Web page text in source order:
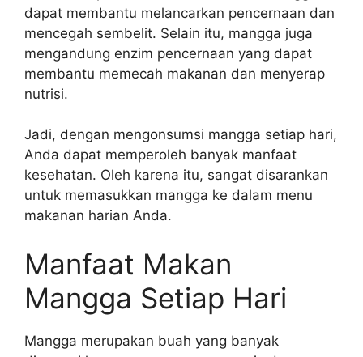
dapat membantu melancarkan pencernaan dan
mencegah sembelit. Selain itu, mangga juga
mengandung enzim pencernaan yang dapat
membantu memecah makanan dan menyerap
nutrisi.
Jadi, dengan mengonsumsi mangga setiap hari,
Anda dapat memperoleh banyak manfaat
kesehatan. Oleh karena itu, sangat disarankan
untuk memasukkan mangga ke dalam menu
makanan harian Anda.
Manfaat Makan
Mangga Setiap Hari
Mangga merupakan buah yang banyak